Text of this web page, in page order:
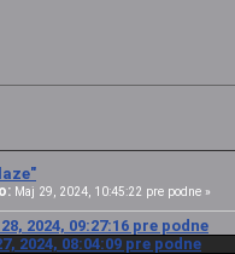
Maj 29, 2024, 10:45:22 pre podne »
2024, 09:27:16 pre podne
2024, 08:04:09 pre podne